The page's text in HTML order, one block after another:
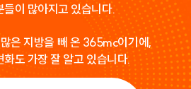
들이 많아지고 있습니다.
은 지방을 빼 온 365mc이기에,
화도 가장 잘 알고 있습니다.